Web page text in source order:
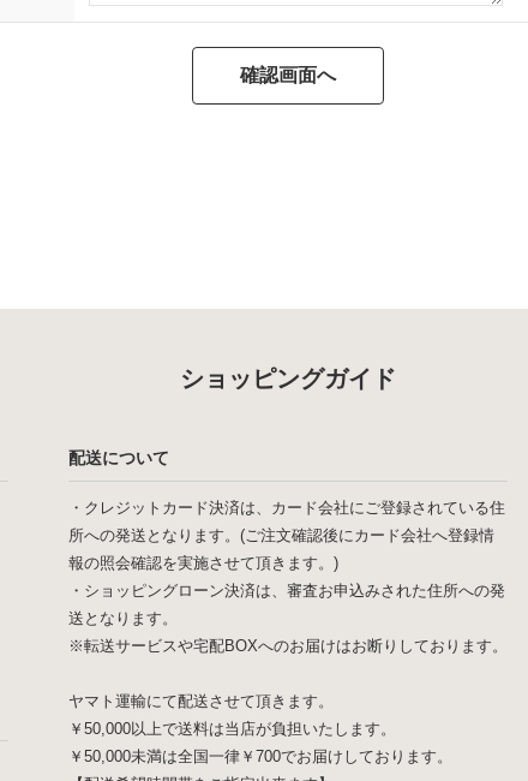
ショッピングガイド
配送について
・クレジットカード決済は、カード会社にご登録されている住
所への発送となります。(ご注文確認後にカード会社へ登録情
報の照会確認を実施させて頂きます。)
・ショッピングローン決済は、審査お申込みされた住所への発
送となります。
※転送サービスや宅配BOXへのお届けはお断りしております。
ヤマト運輸にて配送させて頂きます。
￥50,000以上で送料は当店が負担いたします。
￥50,000未満は全国一律￥700でお届けしております。